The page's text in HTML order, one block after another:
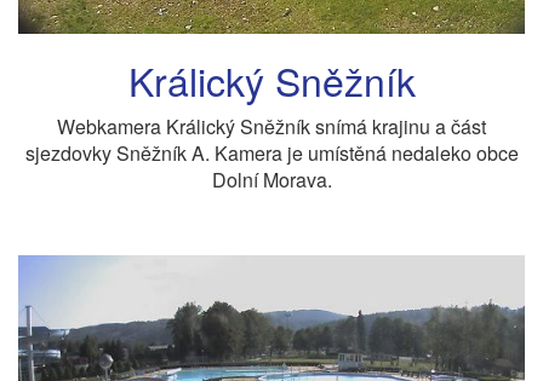
Králický Sněžník
Webkamera Králický Sněžník snímá krajinu a část
sjezdovky Sněžník A. Kamera je umístěná nedaleko obce
Dolní Morava.